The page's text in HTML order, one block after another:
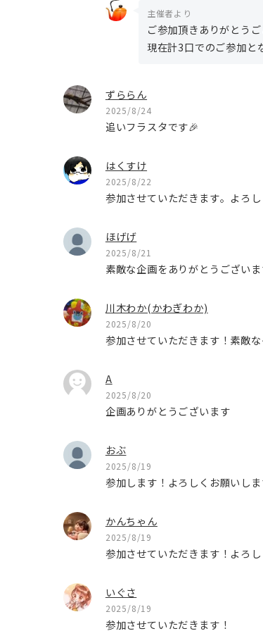
主催者より
ご参加頂きありがとうご
現在計3口でのご参加
ずららん
2025/8/24
追いフラスタです🎉
はくすけ
2025/8/22
参加させていただきます。よろし
ほげげ
2025/8/21
素敵な企画をありがとうございま
川木わか(かわぎわか)
2025/8/20
参加させていただきます！素敵
A
2025/8/20
企画ありがとうございます
おぶ
2025/8/19
参加します！よろしくお願いしま
かんちゃん
2025/8/19
参加させていただきます！よろし
いぐさ
2025/8/19
参加させていただきます！